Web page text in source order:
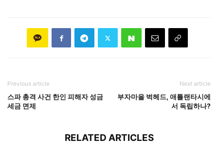
Previous article
스파 총격 사건 한인 피해자 성금
세금 면제
Next article
부자마을 벅헤드, 애틀랜타시에
서 독립하나?
RELATED ARTICLES